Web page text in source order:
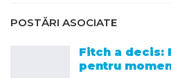
POSTĂRI ASOCIATE
Fitch a decis:
pentru